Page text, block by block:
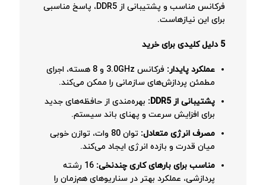
فرکانس مناسب و پشتیبانی از DDR5، پاسخ مناسبی
برای این نیازهاست.
5 دلیل کلیدی برای خرید
عملکرد پایدار:
فرکانس 3.0GHz و 8 هسته، اجرای
مطمئن پردازش‌های سازمانی را ممکن می‌کند.
پشتیبانی از DDR5:
بهره‌مندی از حافظه‌های جدید
برای افزایش سرعت و پهنای باند سیستم.
مصرف انرژی متعادل:
توان 80 وات، توازن خوبی
میان قدرت و بازده انرژی ایجاد می‌کند.
مناسب برای بارهای کاری چندنخی:
16 رشته
پردازشی، عملکرد بهتر در سناریوهای هم‌زمان را